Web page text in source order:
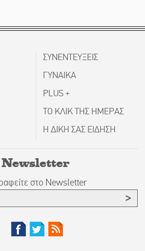
ΣΥΝΕΝΤΕΥΞΕΙΣ
ΓΥΝΑΙΚΑ
PLUS +
ΤΟ ΚΛΙΚ ΤΗΣ ΗΜΕΡΑΣ
Η ΔΙΚΗ ΣΑΣ ΕΙΔΗΣΗ
Newsletter
στο Newsletter